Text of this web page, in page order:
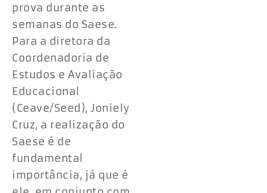
prova durante as
semanas do Saese.
Para a diretora da
Coordenadoria de
Estudos e Avaliação
Educacional
(Ceave/Seed), Joniely
Cruz, a realização do
Saese é de
fundamental
importância, já que é